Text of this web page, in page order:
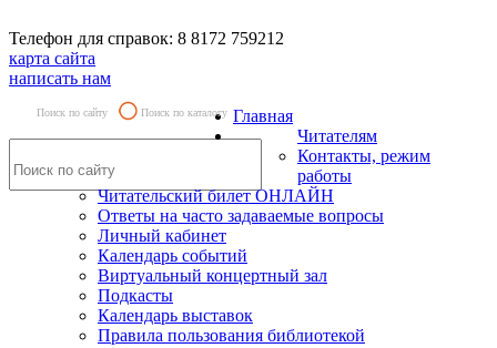
Телефон для справок: 8 8172 759212
карта сайта
написать нам
Поиск по сайту Поиск по каталогу Главная
Читателям
Контакты, режим
работы
Читательский билет ОНЛАЙН
Ответы на часто задаваемые вопросы
Личный кабинет
Календарь событий
Виртуальный концертный зал
Подкасты
Календарь выставок
Правила пользования библиотекой